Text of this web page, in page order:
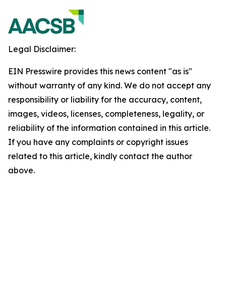
Legal Disclaimer:
EIN Presswire provides this news content "as is"
without warranty of any kind. We do not accept any
responsibility or liability for the accuracy, content,
images, videos, licenses, completeness, legality, or
reliability of the information contained in this article.
If you have any complaints or copyright issues
related to this article, kindly contact the author
above.